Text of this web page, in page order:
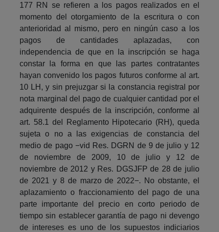
177 RN se refieren a los pagos realizados en el
momento del otorgamiento de la escritura o con
anterioridad al mismo, pero en ningún caso a los
pagos de cantidades aplazadas, con
independencia de que en la inscripción se haga
constar la forma en que las partes contratantes
hayan convenido los pagos futuros conforme al art.
10 LH, y sin prejuzgar si la constancia registral por
nota marginal del pago de cualquier cantidad por el
adquirente después de la inscripción, conforme al
art. 58.1 del Reglamento Hipotecario (RH), queda
sujeta o no a las exigencias de constancia del
medio de pago −vid Res. DGRN de 9 de julio y 12
de noviembre de 2009, 10 de julio y 12 de
noviembre de 2012 y Res. DGSJFP de 28 de julio
de 2021 y 8 de marzo de 2022−. No obstante, el
aplazamiento o fraccionamiento del pago de una
parte importante del precio en corto periodo de
tiempo sin establecer garantía de pago ni devengo
de intereses es uno de los supuestos indiciarios